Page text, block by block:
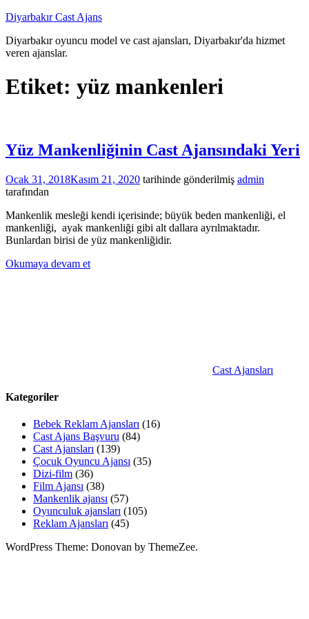
İçeriğe
Diyarbakır Cast Ajans
Diyarbakır oyuncu model ve cast ajansları, Diyarbakır'da hizmet
veren ajanslar.
Etiket: yüz mankenleri
Yüz Mankenliğinin Cast Ajansındaki Yeri
Ocak 31, 2018Kasım 21, 2020 tarihinde gönderilmiş admin
tarafından
Mankenlik mesleği kendi içerisinde; büyük beden mankenliği, el
mankenliği, ayak mankenliği gibi alt dallara ayrılmaktadır.
Bunlardan birisi de yüz mankenliğidir.
Okumaya devam et
Cast Ajansları
Kategoriler
Bebek Reklam Ajansları (16)
Cast Ajans Başvuru (84)
Cast Ajansları (139)
Çocuk Oyuncu Ajansı (35)
Dizi-film (36)
Film Ajansı (38)
Mankenlik ajansı (57)
Oyunculuk ajansları (105)
Reklam Ajansları (45)
WordPress Theme: Donovan by ThemeZee.